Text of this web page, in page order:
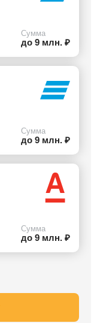
Сумма
до 9 млн. ₽
Сумма
до 9 млн. ₽
Сумма
до 9 млн. ₽